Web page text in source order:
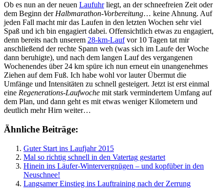
Ob es nun an der neuen Laufuhrliegt, an der schneefreien Zeit oder
dem Beginn der Halbmarathon-Vorbereitung… keine Ahnung. Auf
jeden Fall macht mir das Laufen in den letzten Wochen sehr viel
Spaß und ich bin engagiert dabei. Offensichtlich etwas zu engagiert,
denn bereits nach unserem 28-km-Laufvor 10 Tagen tat mir
anschließend der rechte Spann weh (was sich im Laufe der Woche
dann beruhigte), und nach dem langen Lauf des vergangenen
Wochenendes über 24 km spüre ich nun erneut ein unangenehmes
Ziehen auf dem Fuß. Ich habe wohl vor lauter Übermut die
Umfänge und Intensitäten zu schnell gesteigert. Jetzt ist erst einmal
eine Regenerations-Laufwoche mit stark vermindertem Umfang auf
dem Plan, und dann geht es mit etwas weniger Kilometern und
deutlich mehr Hirn weiter…
Ähnliche Beiträge:
Guter Start ins Laufjahr 2015
Mal so richtig schnell in den Vatertag gestartet
Hinein ins Läufer-Wintervergnügen – und kopfüber in den
Neuschnee!
Langsamer Einstieg ins Lauftraining nach der Zerrung